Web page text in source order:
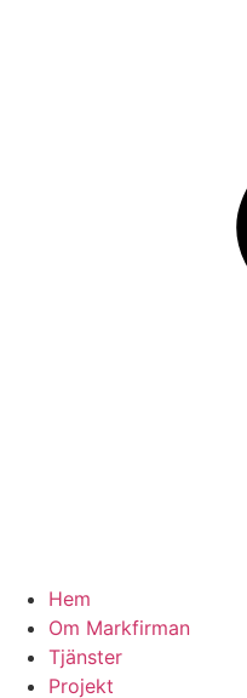
Hem
Om Markfirman
Tjänster
Projekt